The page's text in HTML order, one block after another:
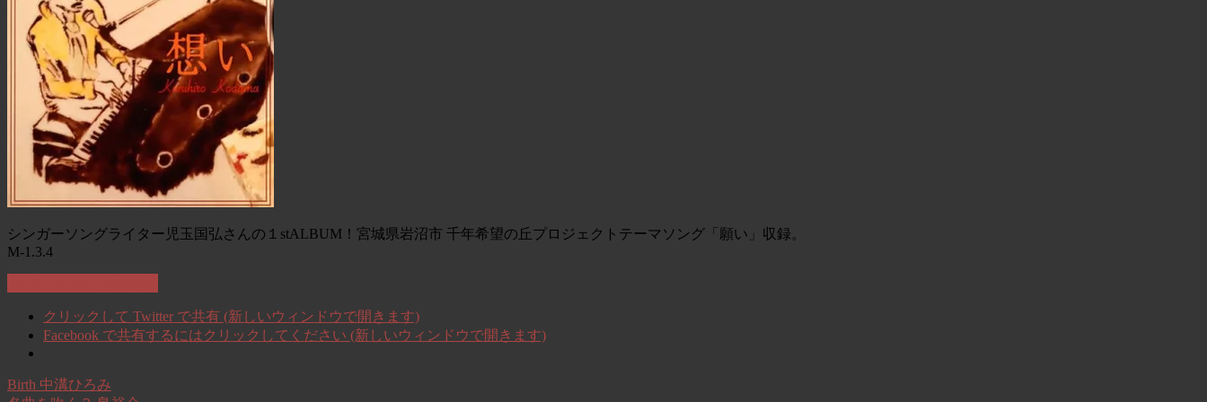
シンガーソングライター児玉国弘さんの１stALBUM！宮城県岩沼市 千年希望の丘プロジェクトテーマソング「願い」収録。
M-1.3.4
クリックして Twitter で共有 (新しいウィンドウで開きます)
Facebook で共有するにはクリックしてください (新しいウィンドウで開きます)
Birth 中溝ひろみ